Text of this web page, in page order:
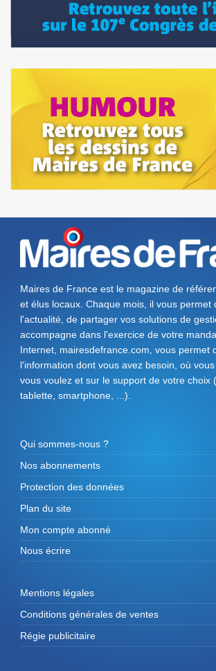
Maires de France est le magazine de
et élus locaux. Chaque mois, il vous permet
l'actualité, de partager vos solutions de
accompagne dans l'exercice de votre
Internet, mairesdefrance.com, vous permet
l'information dont vous avez besoin, où
vous voulez et sur le support de votre choix
tablette, smartphone, ...).
Qui sommes-nous ?
Nos abonnements
Protection des données
Plan du site
Mon compte abonné
Nous écrire
Mentions légales
Conditions générales de ventes
Régie publicitaire